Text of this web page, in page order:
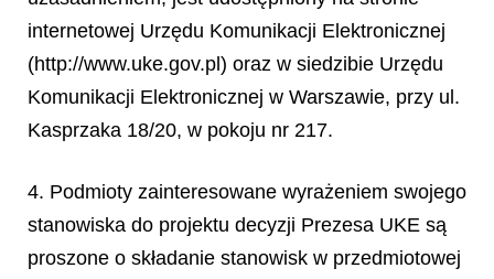
internetowej Urzędu Komunikacji Elektronicznej
(http://www.uke.gov.pl) oraz w siedzibie Urzędu
Komunikacji Elektronicznej w Warszawie, przy ul.
Kasprzaka 18/20, w pokoju nr 217.
4. Podmioty zainteresowane wyrażeniem swojego
stanowiska do projektu decyzji Prezesa UKE są
proszone o składanie stanowisk w przedmiotowej